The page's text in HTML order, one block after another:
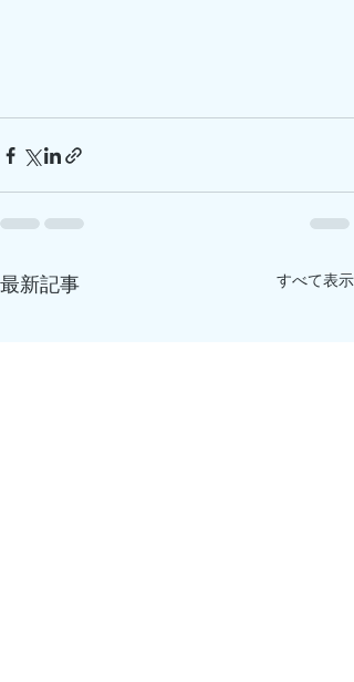
最新記事 すべて表示